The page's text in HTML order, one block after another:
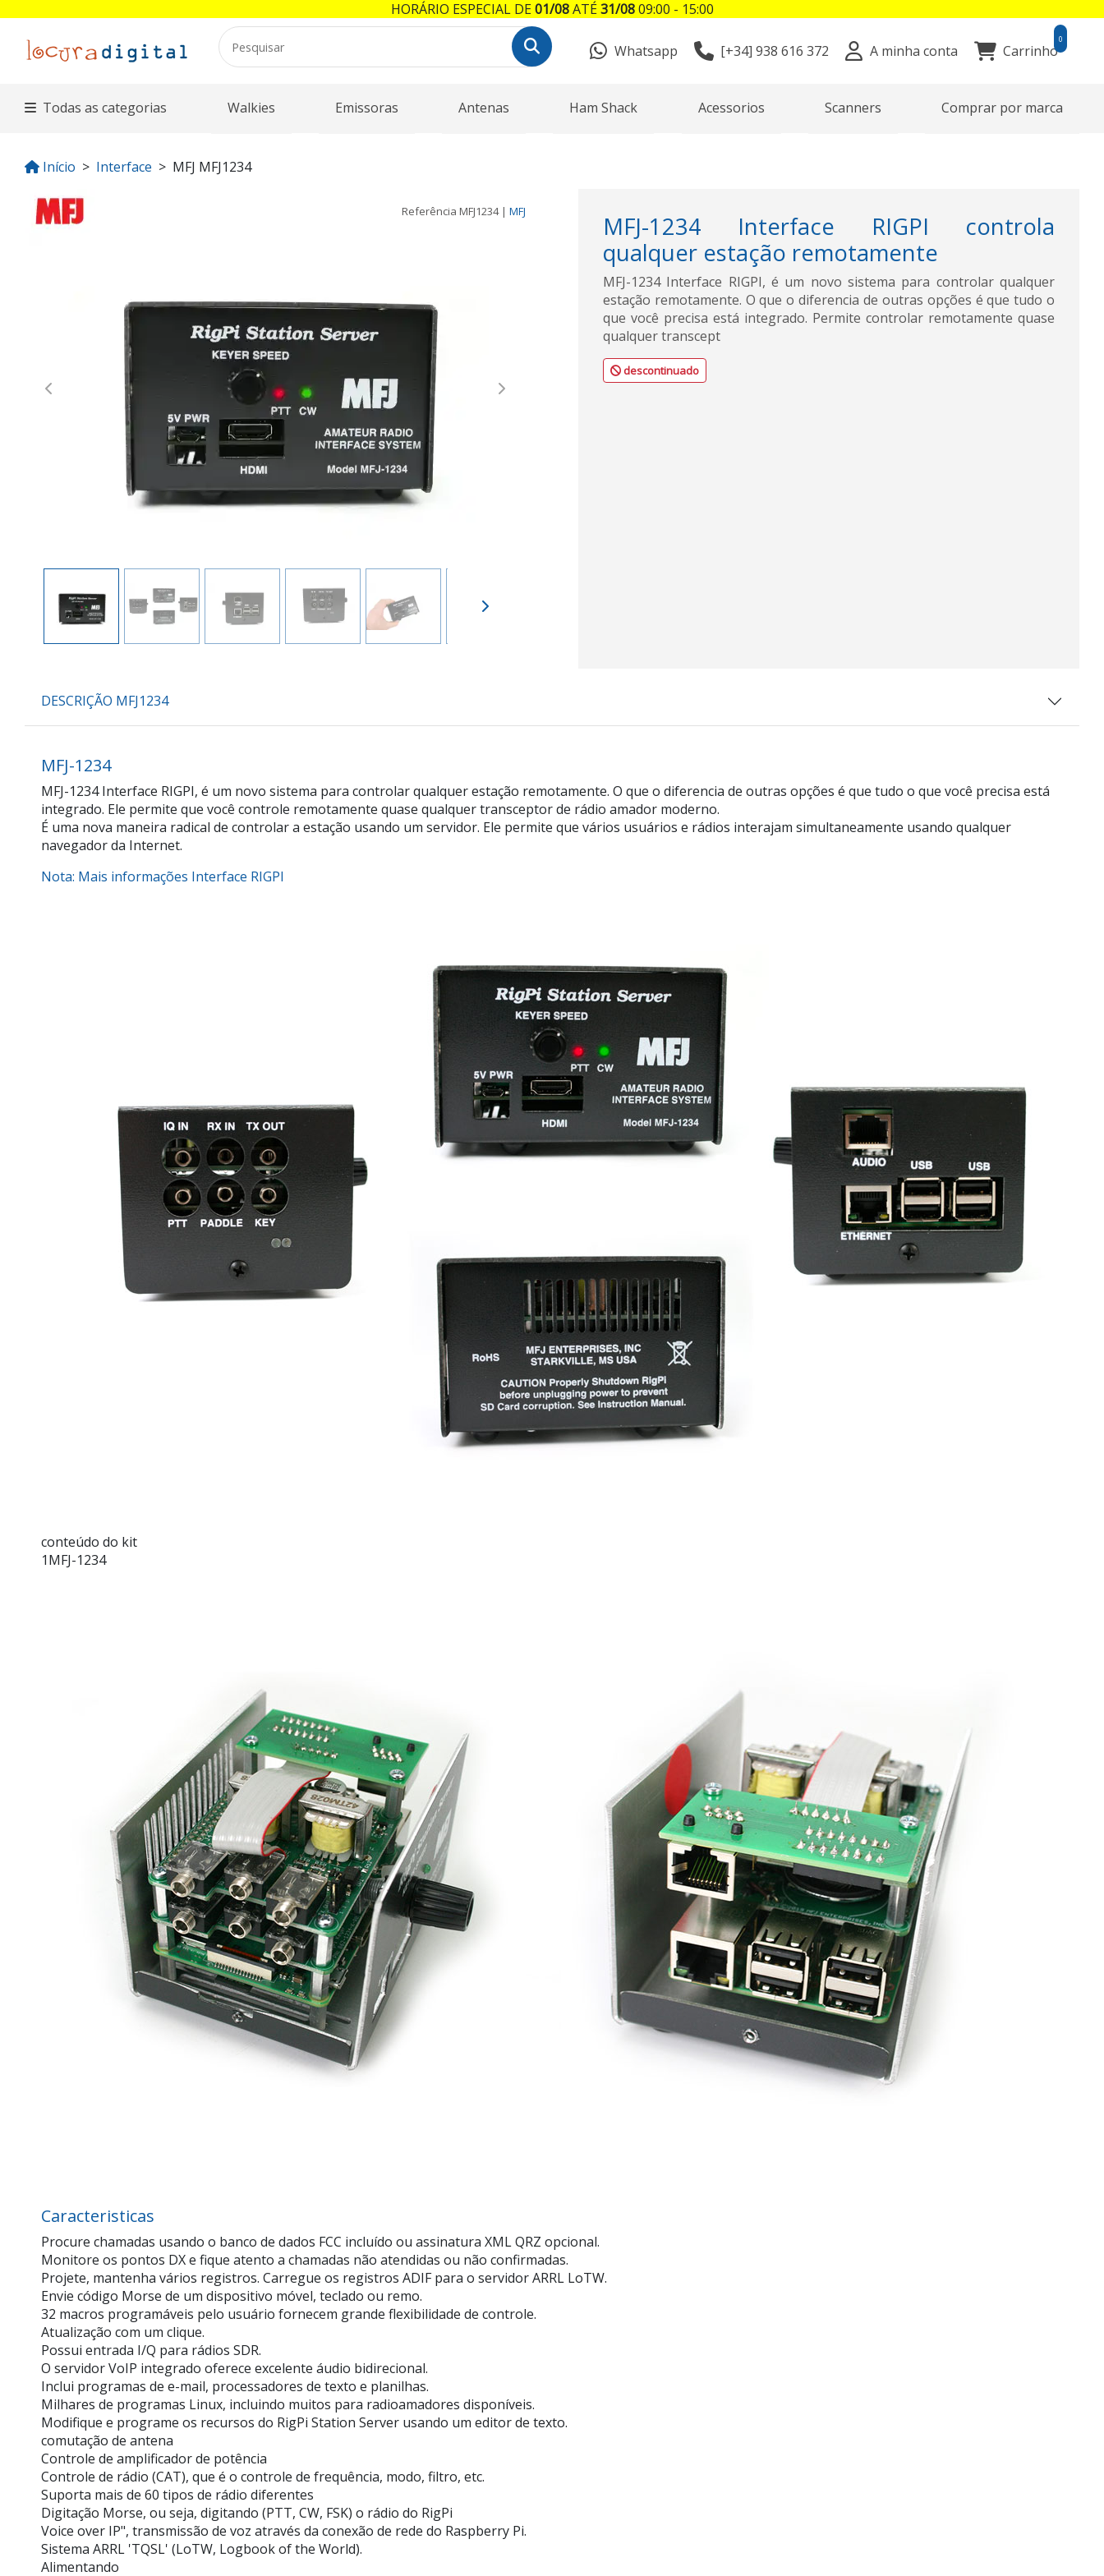
Whatsapp [+34] 938 616 372 A minha conta Carrinho
0
Todas as categorias Walkies Emissoras Antenas Ham Shack Acessorios Scanners Comprar por marca
Início Interface MFJ MFJ1234
Referência MFJ1234| MFJ
Previous Next
MFJ-1234 Interface RIGPI controla
qualquer estação remotamente
MFJ-1234 Interface RIGPI, é um novo sistema para controlar qualquer
estação remotamente. O que o diferencia de outras opções é que tudo o
que você precisa está integrado. Permite controlar remotamente quase
qualquer transcept
descontinuado
DESCRIÇÃO MFJ1234
MFJ-1234
MFJ-1234 Interface RIGPI, é um novo sistema para controlar qualquer estação remotamente. O que o diferencia de outras opções é que tudo o que você precisa está
integrado. Ele permite que você controle remotamente quase qualquer transceptor de rádio amador moderno.
É uma nova maneira radical de controlar a estação usando um servidor. Ele permite que vários usuários e rádios interajam simultaneamente usando qualquer
navegador da Internet.
Nota: Mais informações Interface RIGPI
conteúdo do kit
1MFJ-1234
Caracteristicas
Procure chamadas usando o banco de dados FCC incluído ou assinatura XML QRZ opcional.
Monitore os pontos DX e fique atento a chamadas não atendidas ou não confirmadas.
Projete, mantenha vários registros. Carregue os registros ADIF para o servidor ARRL LoTW.
Envie código Morse de um dispositivo móvel, teclado ou remo.
32 macros programáveis pelo usuário fornecem grande flexibilidade de controle.
Atualização com um clique.
Possui entrada I/Q para rádios SDR.
O servidor VoIP integrado oferece excelente áudio bidirecional.
Inclui programas de e-mail, processadores de texto e planilhas.
Milhares de programas Linux, incluindo muitos para radioamadores disponíveis.
Modifique e programe os recursos do RigPi Station Server usando um editor de texto.
comutação de antena
Controle de amplificador de potência
Controle de rádio (CAT), que é o controle de frequência, modo, filtro, etc.
Suporta mais de 60 tipos de rádio diferentes
Digitação Morse, ou seja, digitando (PTT, CW, FSK) o rádio do RigPi
Voice over IP", transmissão de voz através da conexão de rede do Raspberry Pi.
Sistema ARRL 'TQSL' (LoTW, Logbook of the World).
Alimentando
HORÁRIO ESPECIAL DE01/08ATÉ31/0809:00 - 15:00